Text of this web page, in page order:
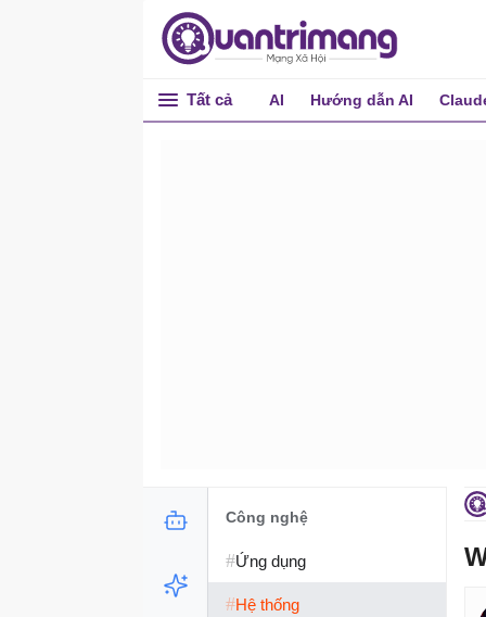
Tất cả AI Hướng dẫn AI
Công nghệ
#Ứng dụng
#Hệ thống